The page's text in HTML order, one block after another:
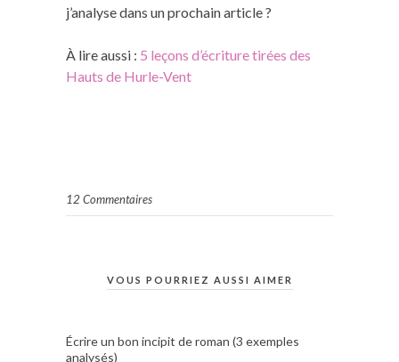
j’analyse dans un prochain article ?
À lire aussi : 5 leçons d’écriture tirées des
Hauts de Hurle-Vent
12 Commentaires
VOUS POURRIEZ AUSSI AIMER
Écrire un bon incipit de roman (3 exemples
analysés)